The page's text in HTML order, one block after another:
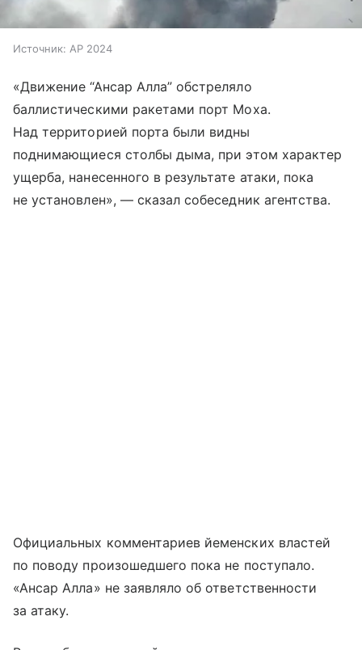
Источник: AP 2024
«Движение “Ансар Алла” обстреляло
баллистическими ракетами порт Моха.
Над территорией порта были видны
поднимающиеся столбы дыма, при этом характер
ущерба, нанесенного в результате атаки, пока
не установлен», — сказал собеседник агентства.
Официальных комментариев йеменских властей
по поводу произошедшего пока не поступало.
«Ансар Алла» не заявляло об ответственности
за атаку.